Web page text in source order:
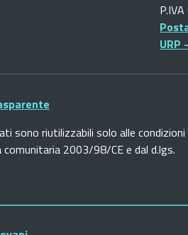
URP
sono riutilizzabili solo alle condizioni
2003/98/CE e dal d.lgs.